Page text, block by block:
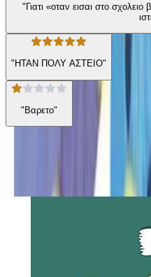
"Γιατι «οταν εισαι στο
"ΗΤΑΝ ΠΟΛΥ ΑΣΤΕΙΟ"
"Βαρετο"
Από την ίδια σειρά